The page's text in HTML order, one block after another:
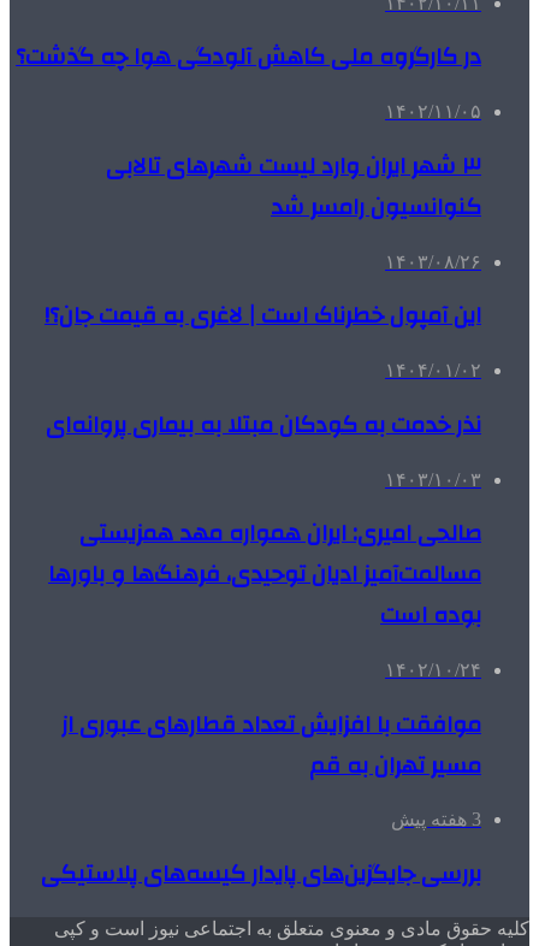
در کارگروه ملی کاهش آلودگی هوا چه گذشت؟
۱۴۰۲/۱۱/۰۵
۳ شهر ایران وارد لیست شهرهای تالابی
کنوانسیون رامسر شد
۱۴۰۳/۰۸/۲۶
این آمپول خطرناک است | لاغری به قیمت جان؟!
۱۴۰۴/۰۱/۰۲
نذر خدمت به کودکان مبتلا به بیماری پروانه‌ای
۱۴۰۳/۱۰/۰۳
صالحی امیری: ایران همواره مهد همزیستی
مسالمت‌آمیز ادیان توحیدی، فرهنگ‌ها و باورها
بوده است
۱۴۰۲/۱۰/۲۴
موافقت با افزایش تعداد قطارهای عبوری از
مسیر تهران به قم
3 هفته پیش
بررسی جایگزین‌های پایدار کیسه‌های پلاستیکی
کلیه حقوق مادی و معنوی متعلق به اجتماعی نیوز است و کپی